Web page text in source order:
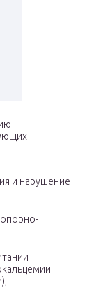
и нарушение